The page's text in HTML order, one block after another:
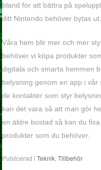
bland för att bättra på
ditt Nintendo behöver bytas ut.
Våra hem blir mer och mer
behöver vi köpa produkter
digitala och smarta hemmen
belysning genom en app i
de kontakter som styr
kan det vara så att man gör
en äldre bostad så kan du
produkter som du behöver.
Publicerad iTeknik ,Tillbehör